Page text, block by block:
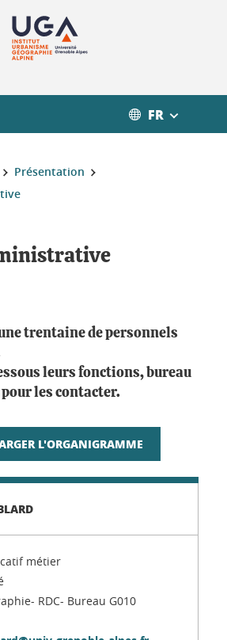
FR
Présentation
trentaine de personnels
leurs fonctions, bureau
les contacter.
L'ORGANIGRAMME
métier
RDC- Bureau G010